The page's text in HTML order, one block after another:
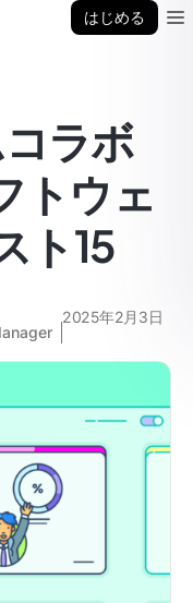
はじめる
ラボ
トウェ
ト15
2025年2月3日